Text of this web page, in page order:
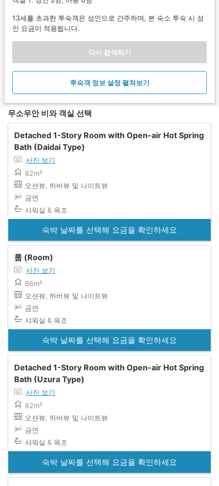
13세를 초과한 투숙객은 성인으로 간주하며, 본 숙소 투숙 시 성
인 요금이 적용됩니다.
다시 검색하기
투숙객 정보 설정 펼쳐보기
무소우안 비와 객실 선택
Detached 1-Story Room with Open-air Hot Spring
Bath (Daidai Type)
사진 보기
82m²
오션뷰, 하버뷰 및 나이트뷰
금연
샤워실 & 욕조
숙박 날짜를 선택해 요금을 확인하세요
룸 (Room)
사진 보기
86m²
오션뷰, 하버뷰 및 나이트뷰
금연
샤워실 & 욕조
숙박 날짜를 선택해 요금을 확인하세요
Detached 1-Story Room with Open-air Hot Spring
Bath (Uzura Type)
사진 보기
82m²
오션뷰, 하버뷰 및 나이트뷰
금연
샤워실 & 욕조
숙박 날짜를 선택해 요금을 확인하세요